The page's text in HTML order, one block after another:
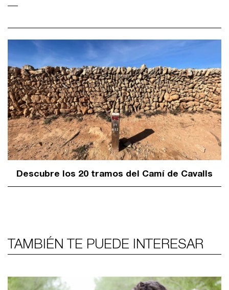
Descubre los 20 tramos del Camí de Cavalls
TAMBIÉN TE PUEDE INTERESAR